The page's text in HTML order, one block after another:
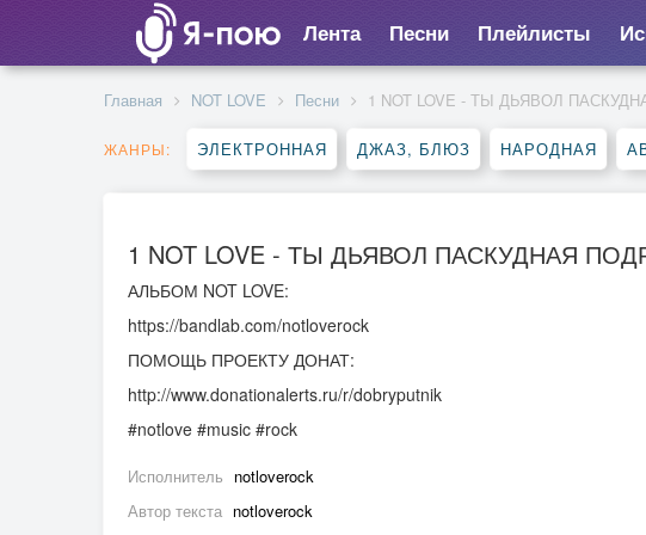
Лента Песни Плейлисты
Главная NOT LOVE Песни 1 NOT LOVE - ТЫ ДЬЯВОЛ
ЖАНРЫ: ЭЛЕКТРОННАЯ ДЖАЗ, БЛЮЗ НАРОДНАЯ
1 NOT LOVE - ТЫ ДЬЯВОЛ ПАСКУДНАЯ
АЛЬБОМ NOT LOVE:
https://bandlab.com/notloverock
ПОМОЩЬ ПРОЕКТУ ДОНАТ:
http://www.donationalerts.ru/r/dobryputnik
#notlove #music #rock
Исполнитель notloverock
Автор текста notloverock